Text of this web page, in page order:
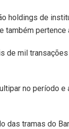
holdings de
também pertence
de mil
no período
das tramas do